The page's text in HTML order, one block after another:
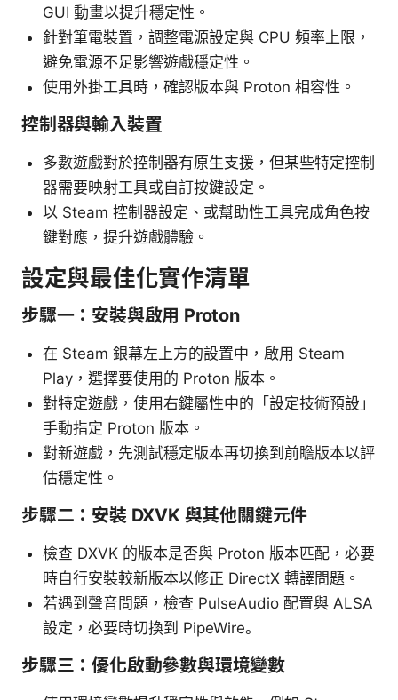
GUI 動畫以提升穩定性。
針對筆電裝置，調整電源設定與 CPU 頻率上限，
避免電源不足影響遊戲穩定性。
使用外掛工具時，確認版本與 Proton 相容性。
控制器與輸入裝置
多數遊戲對於控制器有原生支援，但某些特定控制
器需要映射工具或自訂按鍵設定。
以 Steam 控制器設定、或幫助性工具完成角色按
鍵對應，提升遊戲體驗。
設定與最佳化實作清單
步驟一：安裝與啟用 Proton
在 Steam 銀幕左上方的設置中，啟用 Steam
Play，選擇要使用的 Proton 版本。
對特定遊戲，使用右鍵屬性中的「設定技術預設」
手動指定 Proton 版本。
對新遊戲，先測試穩定版本再切換到前瞻版本以評
估穩定性。
步驟二：安裝 DXVK 與其他關鍵元件
檢查 DXVK 的版本是否與 Proton 版本匹配，必要
時自行安裝較新版本以修正 DirectX 轉譯問題。
若遇到聲音問題，檢查 PulseAudio 配置與 ALSA
設定，必要時切換到 PipeWire。
步驟三：優化啟動參數與環境變數